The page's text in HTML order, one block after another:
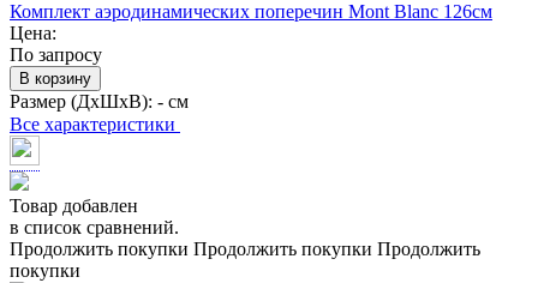
Комплект аэродинамических поперечин Mont Blanc 126см
Цена:
По запросу
В корзину
Размер (ДхШхВ): - см
Все характеристики
Товар добавлен
в список сравнений.
Продолжить покупки Продолжить покупки Продолжить
покупки